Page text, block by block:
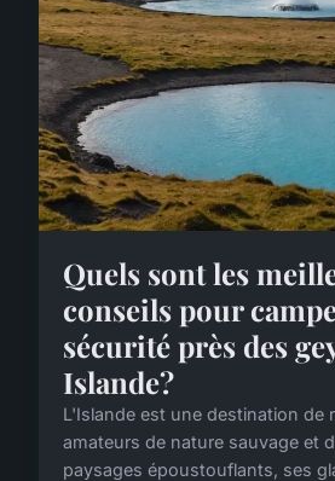
Quels sont les
conseils pour
sécurité près des
Islande?
L'Islande est une destination de
amateurs de nature sauvage et
paysages époustouflants, ses